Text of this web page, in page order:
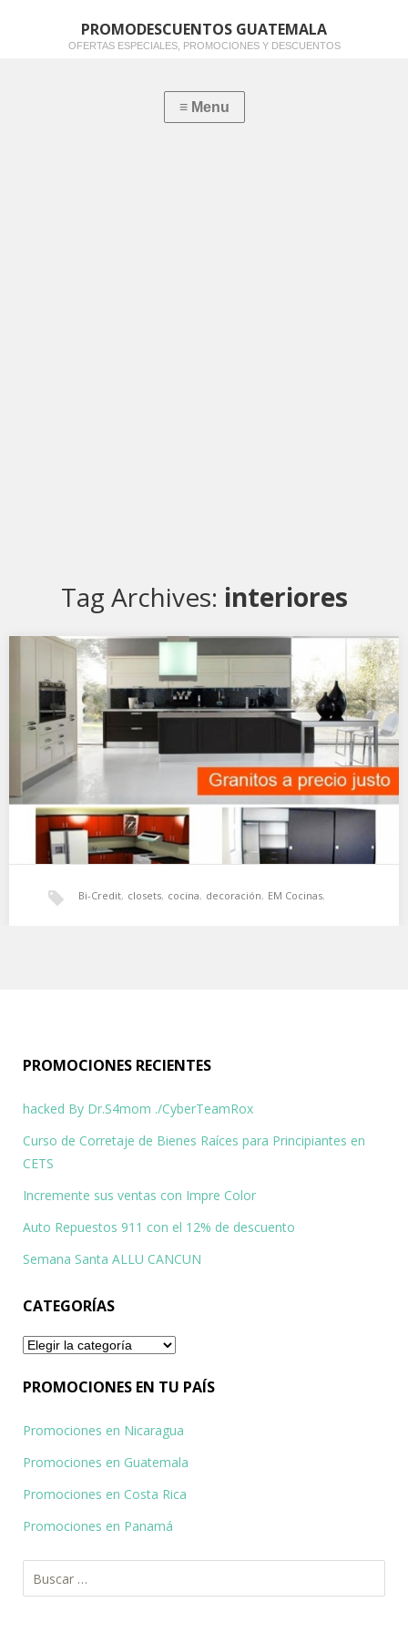
PROMODESCUENTOS GUATEMALA
OFERTAS ESPECIALES, PROMOCIONES Y DESCUENTOS
Tag Archives: interiores
Bi-Credit, closets, cocina, decoración, EM Cocinas,
PROMOCIONES RECIENTES
hacked By Dr.S4mom ./CyberTeamRox
Curso de Corretaje de Bienes Raíces para Principiantes en
CETS
Incremente sus ventas con Impre Color
Auto Repuestos 911 con el 12% de descuento
Semana Santa ALLU CANCUN
CATEGORÍAS
Categorías
PROMOCIONES EN TU PAÍS
Promociones en Nicaragua
Promociones en Guatemala
Promociones en Costa Rica
Promociones en Panamá
Buscar: